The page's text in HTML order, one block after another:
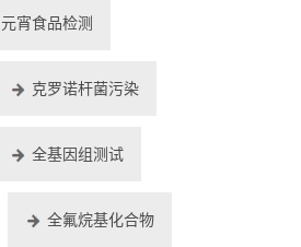
元宵食品检测
克罗诺杆菌污染
全基因组测试
全氟烷基化合物